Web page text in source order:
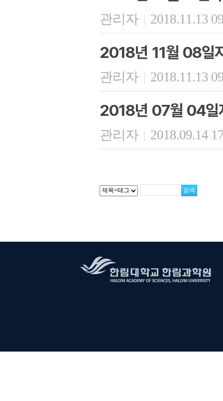
관리자 | 2018.11.13
2018년 11월 08일
관리자 | 2018.11.13
2018년 07월 04일
관리자 | 2018.09.14